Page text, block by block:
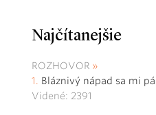
Najčítanejšie
ROZHOVOR
Bláznivý nápad sa mi
Videné: 2391